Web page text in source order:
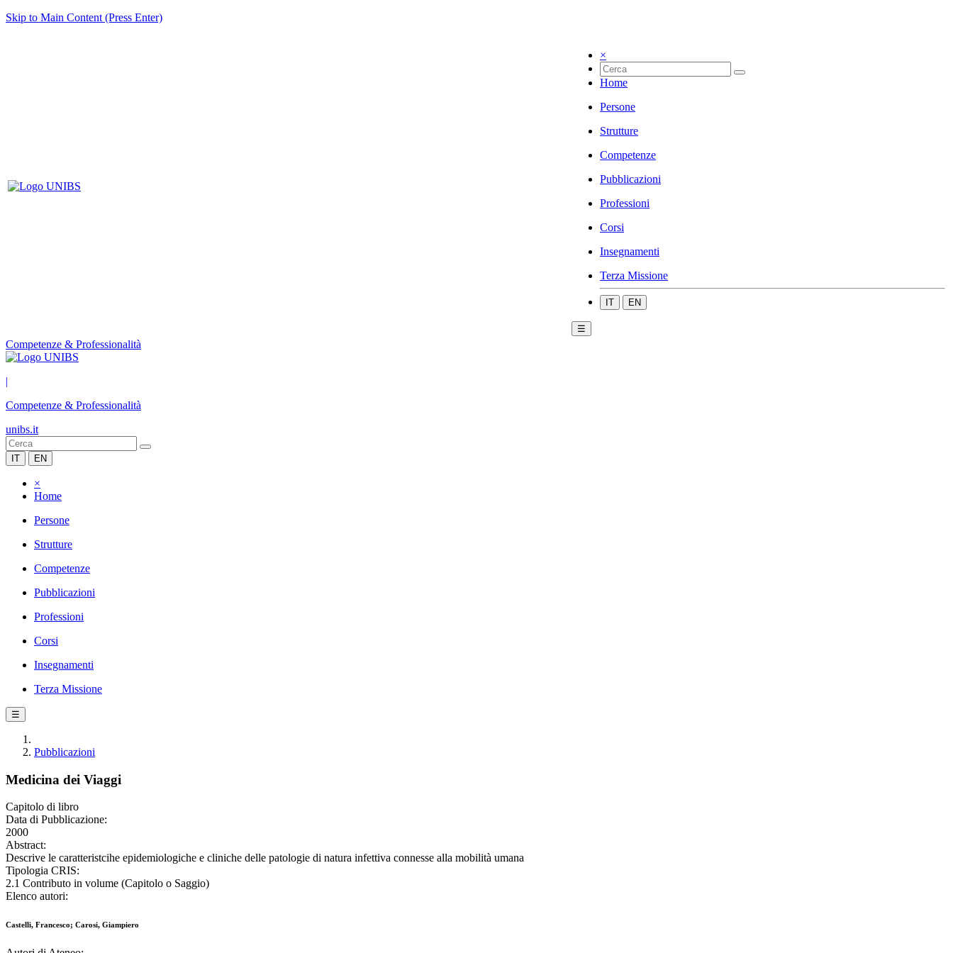
Skip to Main Content (Press Enter)
×
Home
Persone
Strutture
Competenze
Pubblicazioni
Professioni
Corsi
Insegnamenti
Terza Missione
IT EN
☰
Competenze & Professionalità
|
Competenze & Professionalità
unibs.it
IT EN
×
Home
Persone
Strutture
Competenze
Pubblicazioni
Professioni
Corsi
Insegnamenti
Terza Missione
☰
Pubblicazioni
Medicina dei Viaggi
Capitolo di libro
Data di Pubblicazione:
2000
Abstract:
Descrive le caratteristcihe epidemiologiche e cliniche delle patologie di natura infettiva connesse alla mobilità umana
Tipologia CRIS:
2.1 Contributo in volume (Capitolo o Saggio)
Elenco autori:
Castelli, Francesco; Carosi, Giampiero